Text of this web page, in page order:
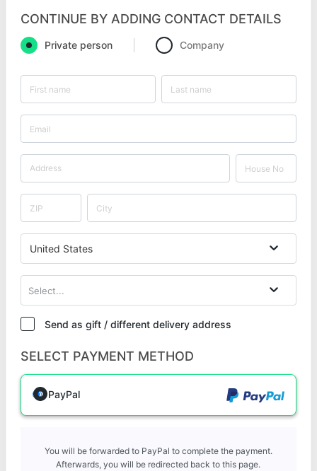
CONTINUE BY ADDING CONTACT DETAILS
Private person Company
United States
Select...
Send as gift / different delivery address
SELECT PAYMENT METHOD
PayPal
You will be forwarded to PayPal to complete the payment.
Afterwards, you will be redirected back to this page.